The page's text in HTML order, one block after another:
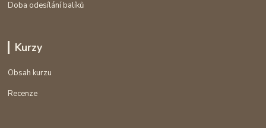
Doba odesílání balíků
Kurzy
Obsah kurzu
Recenze